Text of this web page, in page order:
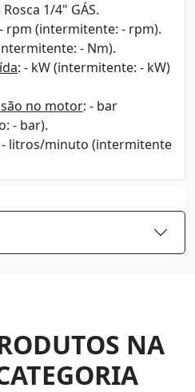
Rosca 1/4" GÁS.
rpm (intermitente: - rpm).
- Nm).
: - kW (intermitente: - kW)
no motor: - bar
- bar).
- litros/minuto (intermitente
NA